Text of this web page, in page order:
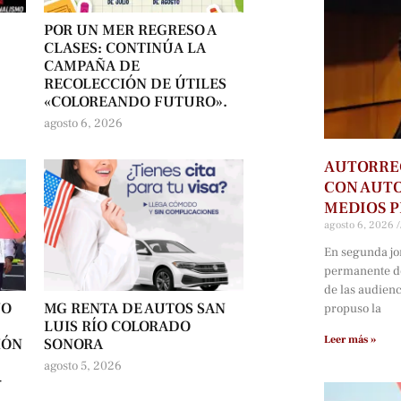
POR UN MER REGRESO A
CLASES: CONTINÚA LA
CAMPAÑA DE
RECOLECCIÓN DE ÚTILES
«COLOREANDO FUTURO».
agosto 6, 2026
MG RENTA DE AUTOS SAN
LUIS RÍO COLORADO
SONORA
agosto 5, 2026
CON
MEDIOS
agosto 6, 2026
En segunda
permanente
de las
propuso la
Leer más »